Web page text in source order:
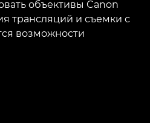
объективы Canon
трансляций и съемки с
возможности